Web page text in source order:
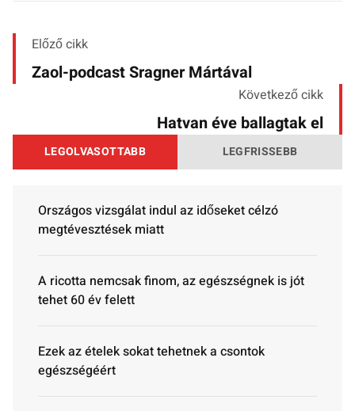
Előző cikk
Zaol-podcast Sragner Mártával
Következő cikk
Hatvan éve ballagtak el
LEGOLVASOTTABB LEGFRISSEBB
Országos vizsgálat indul az időseket célzó
megtévesztések miatt
A ricotta nemcsak finom, az egészségnek is jót
tehet 60 év felett
Ezek az ételek sokat tehetnek a csontok
egészségéért